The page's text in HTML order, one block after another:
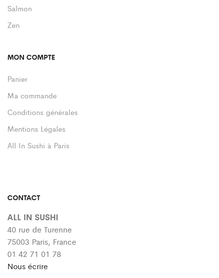
Salmon
Zen
MON COMPTE
Panier
Ma commande
Conditions générales
Mentions Légales
All In Sushi à Paris
CONTACT
ALL IN SUSHI
40 rue de Turenne
75003 Paris, France
01 42 71 01 78
Nous écrire